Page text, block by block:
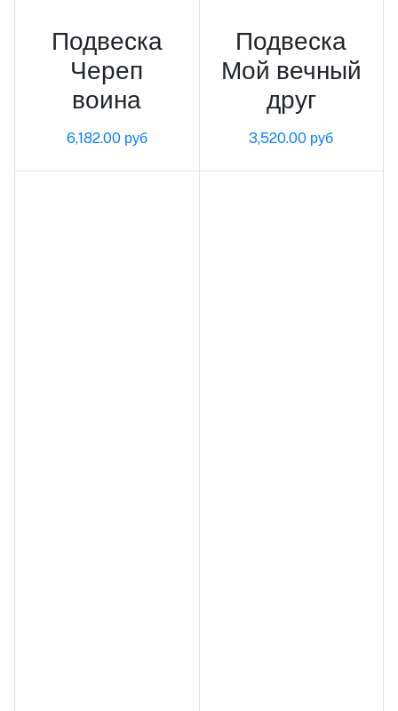
Подвеска
Череп
воина
6,182.00 руб
Подвеска
Мой вечный
друг
3,520.00 руб